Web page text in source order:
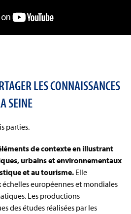
LES CONNAISSANCES
SEINE
parties.
de contexte en illustrant
urbains et environnementaux
et au tourisme. Elle
européennes et mondiales
Les productions
des études réalisées par les